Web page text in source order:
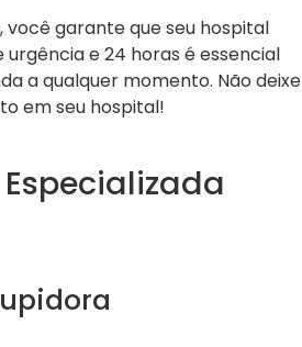
, você garante que seu hospital
e 24 horas é essencial
a qualquer momento. Não deixe
em seu hospital!